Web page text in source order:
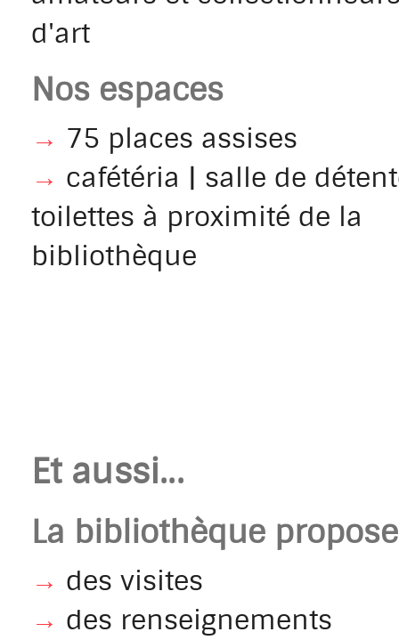
d'art
Nos espaces
→ 75 places assises
→ cafétéria | salle de
toilettes à proximité de la
bibliothèque
Et aussi...
La bibliothèque
→ des visites
→ des renseignements